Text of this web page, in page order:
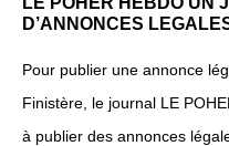
D’ANNONCES
Pour publier une annonce
Finistère, le journal LE
à publier des annonces